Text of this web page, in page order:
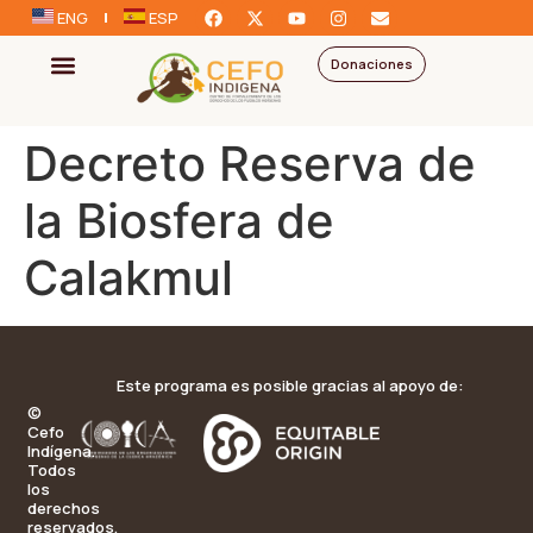
ENG ESP
Donaciones
Decreto Reserva de
la Biosfera de
Calakmul
©
Cefo
Indígena.
Todos
los
derechos
reservados.
Este programa es posible gracias al apoyo de: